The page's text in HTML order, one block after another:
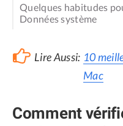
Quelques habitudes
Données système
Lire Aussi: 10
Mac
Comment